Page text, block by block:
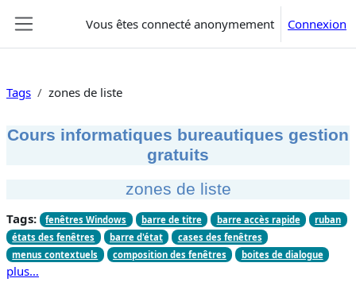
Vous êtes connecté anonymement Connexion
Tags zones de liste
Cours informatiques bureautiques gestion
gratuits
zones de liste
Tags: fenêtres Windows barre de titre barre accès rapide
ruban
états des fenêtres
barre d'état
cases des fenêtres
menus contextuels
composition des fenêtres boites de dialogue
plus…